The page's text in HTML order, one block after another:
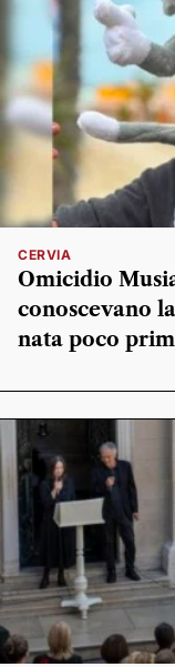
CERVIA
Omicidio
conoscevano
nata poco